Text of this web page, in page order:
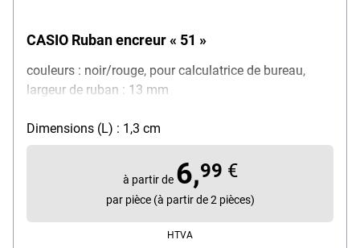
CASIO Ruban encreur « 51 »
couleurs : noir/rouge, pour calculatrice de bureau,
largeur de ruban : 13 mm
Dimensions (L) : 1,3 cm
à partir de 6,99 €
par pièce (à partir de 2 pièces)
HTVA